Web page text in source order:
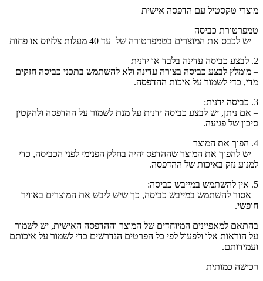
מוצרי טקסטיל עם הדפסה אישית
טמפרטורת כביסה
– יש לכבס את המוצרים בטמפרטורה של עד 40 מעלות צלזיוס או פחות
2. לבצע כביסה עדינה בלבד או ידנית
– מומלץ לבצע כביסה בצורה עדינה ולא להשתמש בתכני כביסה חזקים
מדי, כדי לשמור על איכות ההדפסה.
3. כביסה ידנית:
– אם ניתן, יש לבצע כביסה ידנית על מנת לשמור על ההדפסה ולהקטין
סיכון של פגיעה.
4. הפוך את המוצר
– יש להפוך את המוצר שההדפס יהיה בחלק הפנימי לפני הכביסה, כדי
למנוע נזק באיכות של ההדפסה.
5. אין להשתמש במייבש כביסה:
– אסור להשתמש במייבש כביסה, כך שיש ליבש את המוצרים באוויר
חופשי.
בהתאם למאפיינים המיוחדים של המוצר וההדפסה האישית, יש לשמור
על הוראות אלו ולפעול לפי כל הפרטים הנדרשים כדי לשמור על איכותם
ועמידותם.
רכישה כמותית